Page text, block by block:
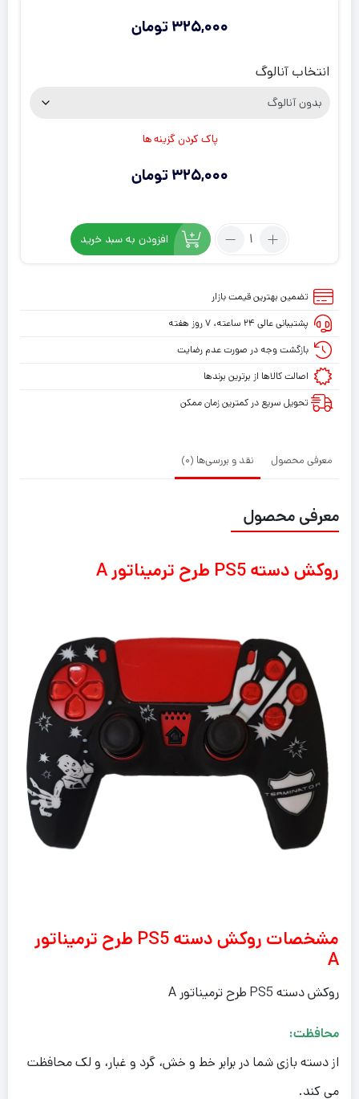
325,000 تومان
انتخاب آنالوگ
پاک کردن گزینه ها
325,000 تومان
تعداد:
PS5
ترمیناتور
A
افزودن به سبد خرید
تضمین بهترین قیمت بازار
پشتیبانی عالی ۲۴ ساعته، ۷ روز هفته
بازگشت وجه در صورت عدم رضایت
اصالت کالاها از برترین برندها
تحویل سریع در کمترین زمان ممکن
معرفی محصول نقد و بررسی‌ها (0)
معرفی محصول
روکش دسته PS5 طرح ترمیناتور A
مشخصات روکش دسته PS5 طرح ترمیناتور
A
روکش دسته PS5 طرح ترمیناتور A
محافظت:
از دسته بازی شما در برابر خط و خش، گرد و غبار، و لک محافظت
می کند.